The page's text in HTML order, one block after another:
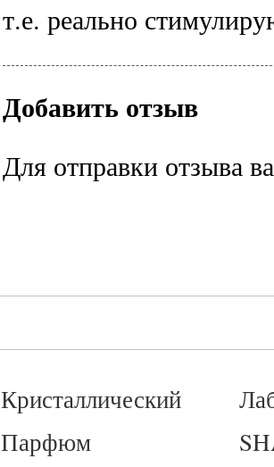
т.е. реально
Добавить отзыв
Для отправки отзыва
Кристаллический
Парфюм